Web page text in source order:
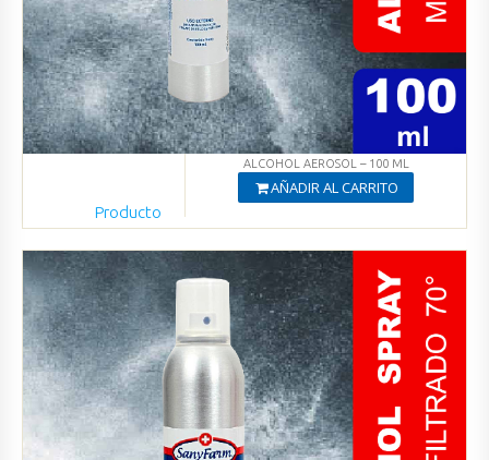
ALCOHOL AEROSOL – 100 ML
AÑADIR AL CARRITO
Producto
Ver productos